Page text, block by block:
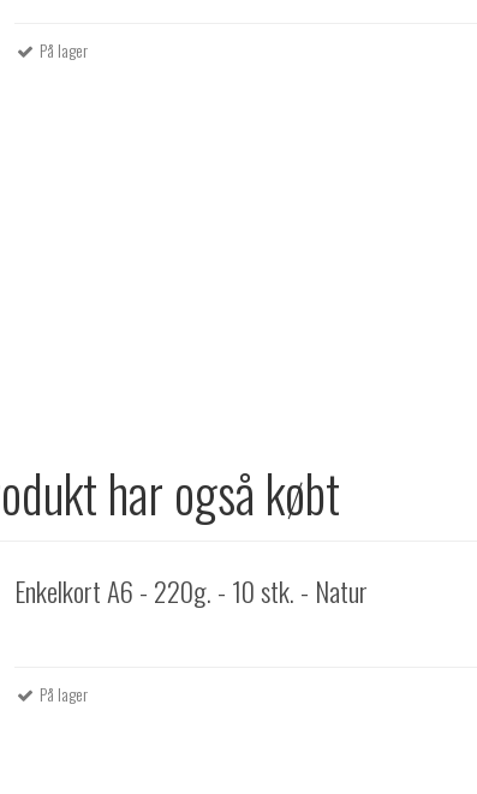
På lager
har også købt
Enkelkort A6 - 220g. - 10 stk. - Natur
På lager